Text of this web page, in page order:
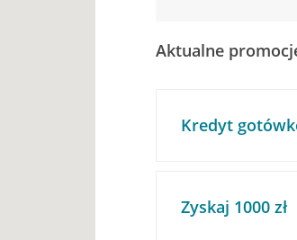
Aktualne
Kredyt
Zyskaj 1000 zł